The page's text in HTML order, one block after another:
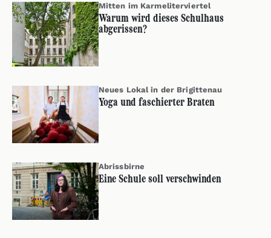
Mitten im Karmeliterviertel
Warum wird dieses Schulhaus
abgerissen?
Neues Lokal in der Brigittenau
Yoga und faschierter Braten
Abrissbirne
Eine Schule soll verschwinden